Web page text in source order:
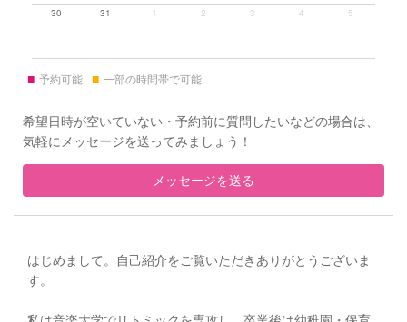
30 31 1 2 3 4 5
■ 予約可能 ■ 一部の時間帯で可能
希望日時が空いていない・予約前に質問したいなどの場合は、
気軽にメッセージを送ってみましょう！
メッセージを送る
はじめまして。自己紹介をご覧いただきありがとうございま
す。